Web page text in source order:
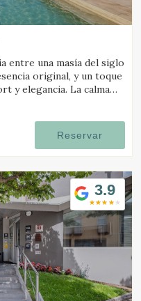
entre una masía del siglo
original, y un toque
y elegancia. La calma
total en conexión con
habitaciones
climatizada,
chill-out, servicios de
y todo lo necesario para
Reservar
3.9